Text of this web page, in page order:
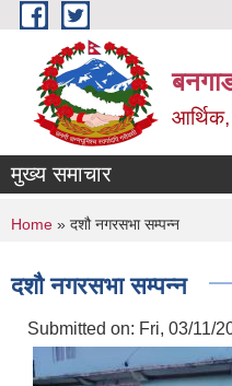
Skip to main content
आर्थिक,
मुख्य समाचार
You are here
Home » दशौ नगरसभा सम्पन्न
दशौ नगरसभा सम्पन्न
Submitted on: Fri, 03/11/